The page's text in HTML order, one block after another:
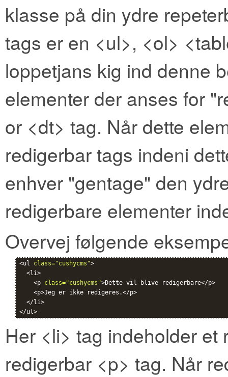
klasse på din ydre
tags er en <ul>, <ol>
loppetjans kig ind denne
elementer der anses for
or <dt> tag. Når dette
redigerbar tags indeni
enhver "gentage" den
redigerbare elementer
Overvej følgende
<ul class="cushycms">
  <li>
    <p
class="cushycms">Dette vil blive redigerbare</p>
    <p>Jeg er ikke redigeres.</p>
  </li>
Her <li> tag indeholder
redigerbar <p> tag. Når